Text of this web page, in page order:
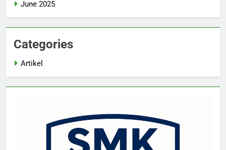
June 2025
Categories
Artikel